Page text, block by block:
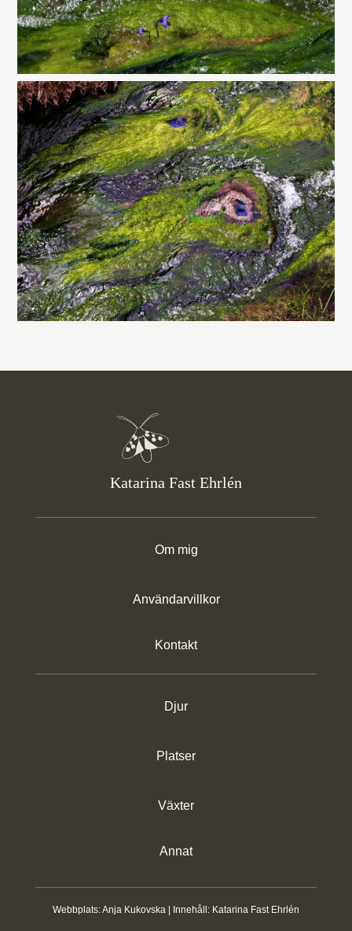
Katarina Fast Ehrlén
Djur
Platser
Växter
Annat
Om mig
Användarvillkor
Kontakt
Webbplats:Anja Kukovska | Innehåll: Katarina Fast Ehrlén